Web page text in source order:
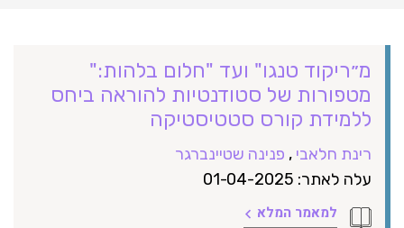
מ״ריקוד טנגו" ועד "חלום בלהות:"
מטפורות של סטודנטיות להוראה ביחס
ללמידת קורס סטטיסטיקה
רינת חלאבי , פנינה שטיינברגר
עלה לאתר: 01-04-2025
למאמר המלא